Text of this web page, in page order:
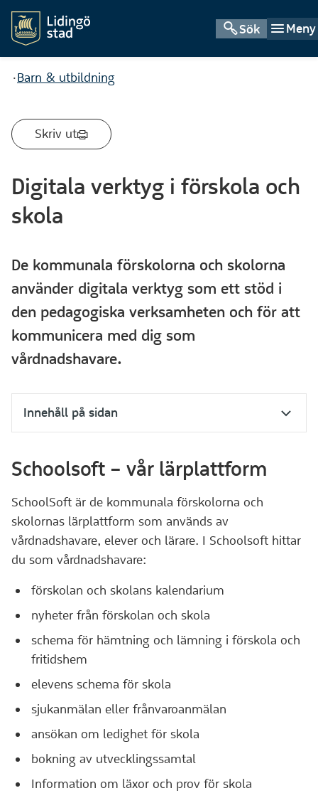
Sök Meny
Du är här:
Barn & utbildning
Skriv ut
Digitala verktyg i förskola och
skola
De kommunala förskolorna och skolorna
använder digitala verktyg som ett stöd i
den pedagogiska verksamheten och för att
kommunicera med dig som
vårdnadshavare.
Innehåll på sidan
Schoolsoft – vår lärplattform
SchoolSoft är de kommunala förskolorna och
skolornas lärplattform som används av
vårdnadshavare, elever och lärare. I Schoolsoft hittar
du som vårdnadshavare:
förskolan och skolans kalendarium
nyheter från förskolan och skola
schema för hämtning och lämning i förskola och
fritidshem
elevens schema för skola
sjukanmälan eller frånvaroanmälan
ansökan om ledighet för skola
bokning av utvecklingssamtal
Information om läxor och prov för skola